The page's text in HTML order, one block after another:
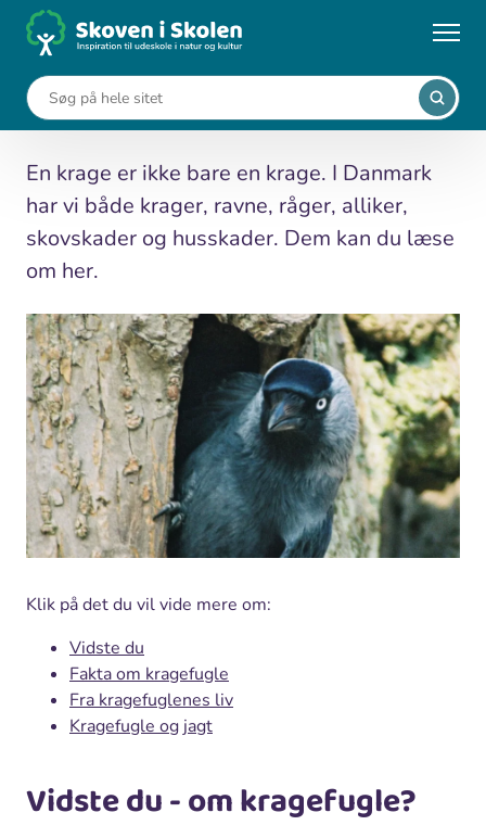
... Leksikon Kragefugle
Kragefugle
En krage er ikke bare en krage. I Danmark
har vi både krager, ravne, råger, alliker,
skovskader og husskader. Dem kan du læse
om her.
Klik på det du vil vide mere om:
Vidste du
Fakta om kragefugle
Fra kragefuglenes liv
Kragefugle og jagt
Vidste du - om kragefugle?